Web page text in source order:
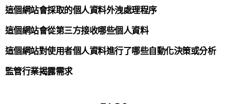
這個網站會採取的個人資料外洩處理程序
這個網站會從第三方接收哪些個人資料
這個網站對使用者個人資料進行了哪些自動化決策或分析
監管行業揭露需求